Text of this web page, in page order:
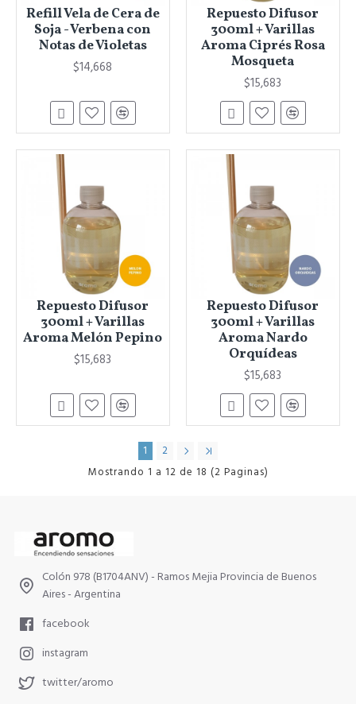
Refill Vela de Cera de
Soja - Verbena con
Notas de Violetas
$14,668
Repuesto Difusor
300ml + Varillas
Aroma Ciprés Rosa
Mosqueta
$15,683
Repuesto Difusor
300ml + Varillas
Aroma Melón Pepino
$15,683
Repuesto Difusor
300ml + Varillas
Aroma Nardo
Orquídeas
$15,683
1
2
Mostrando 1 a 12 de 18 (2 Paginas)
Colón 978 (B1704ANV) - Ramos Mejia Provincia de Buenos
Aires - Argentina
facebook
instagram
twitter/aromo